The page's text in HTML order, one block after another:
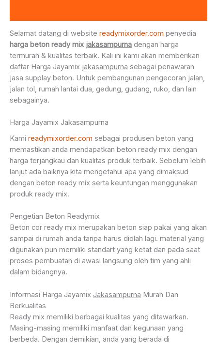
Selamat datang di website readymixorder.com penyedia
harga beton ready mix jakasampurna dengan harga
termurah & kualitas terbaik. Kali ini kami akan memberikan
daftar Harga Jayamix jakasampurna sebagai penawaran
jasa supplay beton. Untuk pembangunan pengecoran jalan,
jalan tol, rumah lantai dua, gedung, gudang, ruko, dan lain
sebagainya.
Harga Jayamix Jakasampurna
Kami readymixorder.com sebagai produsen beton yang
memastikan anda mendapatkan beton ready mix dengan
harga terjangkau dan kualitas produk terbaik. Sebelum lebih
lanjut ada baiknya kita mengetahui apa yang dimaksud
dengan beton ready mix serta keuntungan menggunakan
produk ready mix.
Pengetian Beton Readymix
Beton cor ready mix merupakan beton siap pakai yang akan
sampai di rumah anda tanpa harus diolah lagi. material yang
digunakan pun memiliki standart yang ketat dan pada saat
proses pembuatan di awasi langsung oleh tim yang ahli
dalam bidangnya.
Informasi Harga Jayamix Jakasampurna Murah Dan
Berkualitas
Ready mix memiliki berbagai kualitas yang ditawarkan.
Masing-masing memiliki manfaat dan kegunaan yang
berbeda. Dengan demikian, anda yang berada di